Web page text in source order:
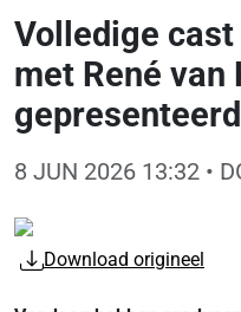
Volledige
met René van
gepresenteerd
8 JUN 2026 13:32 •
Download origineel